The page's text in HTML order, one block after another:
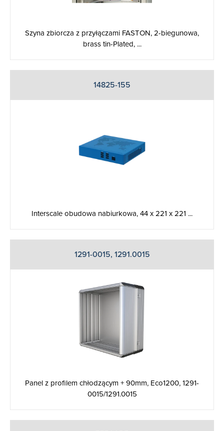
Szyna zbiorcza z przyłączami FASTON, 2-biegunowa,
brass tin-Plated, ...
14825-155
Interscale obudowa nabiurkowa, 44 x 221 x 221 ...
1291-0015, 1291.0015
Panel z profilem chłodzącym + 90mm, Eco1200, 1291-
0015/1291.0015